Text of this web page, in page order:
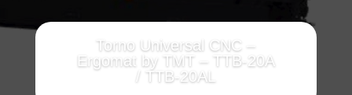
Torno Universal CNC –
Ergomat by TMT – TTB-20A
/ TTB-20AL